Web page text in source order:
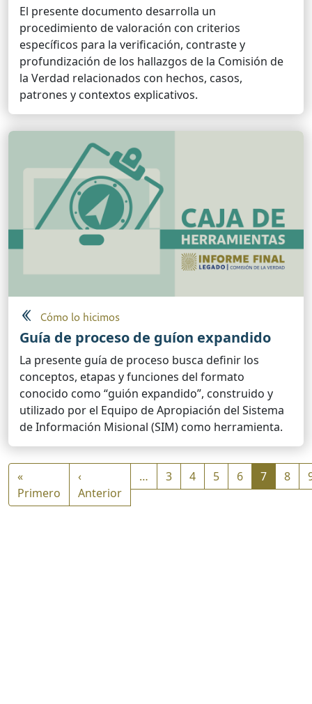
El presente documento desarrolla un
procedimiento de valoración con criterios
específicos para la verificación, contraste y
profundización de los hallazgos de la Comisión de
la Verdad relacionados con hechos, casos,
patrones y contextos explicativos.
Cómo lo hicimos
Guía de proceso de guíon expandido
La presente guía de proceso busca definir los
conceptos, etapas y funciones del formato
conocido como “guión expandido”, construido y
utilizado por el Equipo de Apropiación del Sistema
de Información Misional (SIM) como herramienta.
Paginación
«
Primero Primera página
‹
AnteriorPágina anterior
… 3 4 5 6 7 8